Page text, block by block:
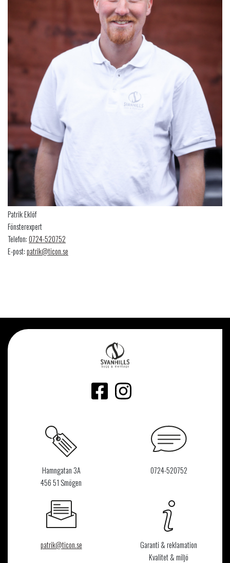
Patrik Eklöf
Fönsterexpert
Telefon:0724-520752
E-post:patrik@ticon.se
Hamngatan 3A
456 51 Smögen
0724-520752
patrik@ticon.se
Garanti & reklamation
Kvalitet & miljö